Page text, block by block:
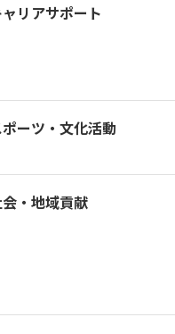
リアサポート
ーツ・文化活動
・地域貢献